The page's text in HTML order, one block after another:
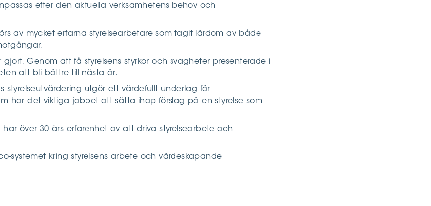
efter den aktuella verksamhetens behov och
av mycket erfarna styrelsearbetare som tagit lärdom av både
gjort. Genom att få styrelsens styrkor och svagheter presenterade i
att bli bättre till nästa år.
styrelseutvärdering utgör ett värdefullt underlag för
har det viktiga jobbet att sätta ihop förslag på en styrelse som
har över 30 års erfarenhet av att driva styrelsearbete och
systemet kring styrelsens arbete och värdeskapande